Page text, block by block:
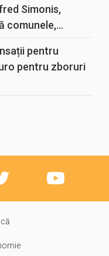
Simonis,
comunele,...
pentru
pentru zboruri